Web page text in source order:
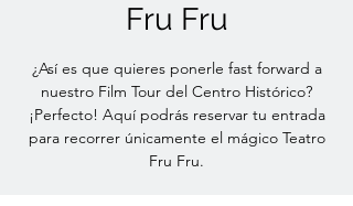
Fru Fru
¿Así es que quieres ponerle fast forward a
nuestro Film Tour del Centro Histórico?
¡Perfecto! Aquí podrás reservar tu entrada
para recorrer únicamente el mágico Teatro
Fru Fru.